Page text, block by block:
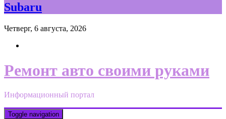
Subaru
Четверг, 6 августа, 2026
Ремонт авто своими руками
Информационный портал
Toggle navigation